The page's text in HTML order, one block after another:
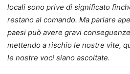
locali sono prive di significato
restano al comando. Ma parlare
paesi può avere gravi
mettendo a rischio le nostre vite,
le nostre voci siano ascoltate.